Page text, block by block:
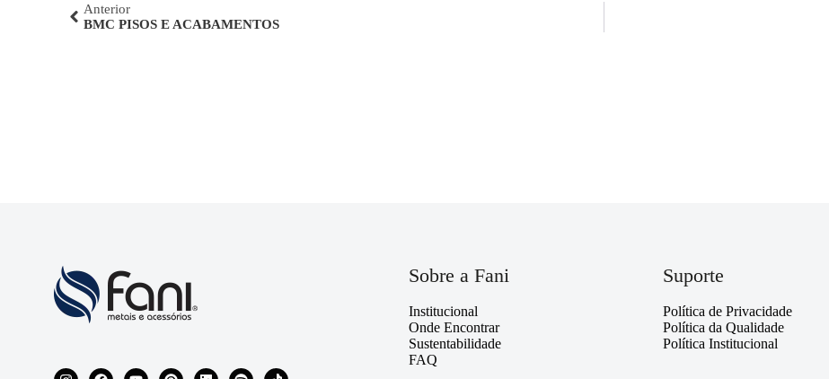
Anterior
BMC PISOS E ACABAMENTOS
Sobre a Fani
Institucional
Onde Encontrar
Sustentabilidade
FAQ
Suporte
Política de Privacidade
Política da Qualidade
Política Institucional